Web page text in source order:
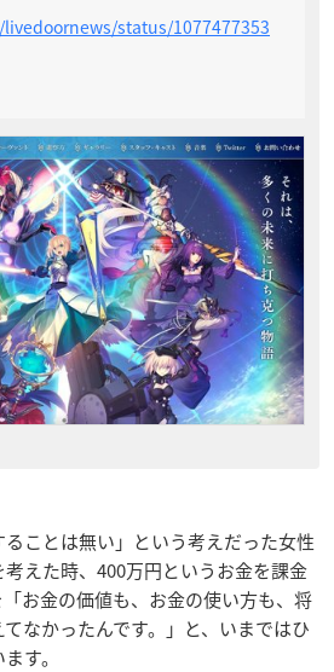
status/1077477353
ことは無い」という考えだった女性
えた時、400万円というお金を課金
お金の価値も、お金の使い方も、将
なかったんです。」と、いまではひ
す。